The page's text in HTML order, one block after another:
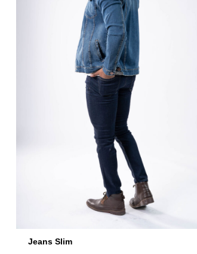
Jeans Slim